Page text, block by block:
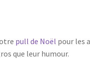
pull de Noël pour les
que leur humour.